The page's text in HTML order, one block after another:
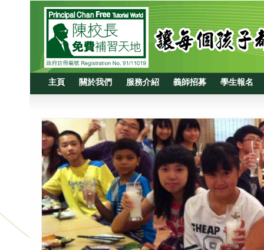
主頁 關於我們 服務介紹 義師招募 學生報名